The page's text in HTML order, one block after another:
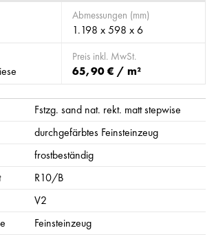
Abmessungen (mm)
1.198 x 598 x 6
Preis inkl. MwSt.
65,90 € / m²
Fstzg. sand nat. rekt. matt stepwise
durchgefärbtes Feinsteinzeug
frostbeständig
R10/B
V2
Feinsteinzeug